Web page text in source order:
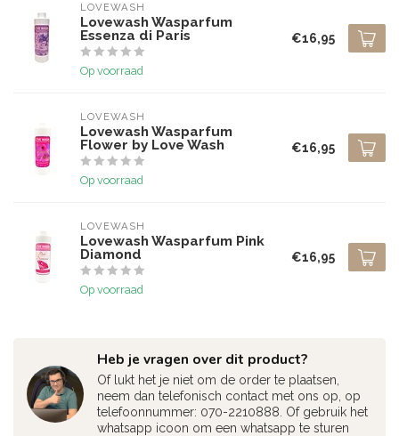
LOVEWASH
Lovewash Wasparfum
Essenza di Paris
Op voorraad
€16,95
LOVEWASH
Lovewash Wasparfum
Flower by Love Wash
Op voorraad
€16,95
LOVEWASH
Lovewash Wasparfum Pink
Diamond
Op voorraad
€16,95
Heb je vragen over dit product?
Of lukt het je niet om de order te plaatsen,
neem dan telefonisch contact met ons op, op
telefoonnummer: 070-2210888. Of gebruik het
whatsapp icoon om een whatsapp te sturen